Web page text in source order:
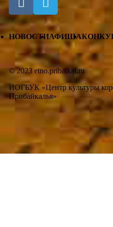
НОВОСТИАФИША
© 2023 etno.pribaikal.ru
ИОГБУК «Центр культуры
Прибайкалья»